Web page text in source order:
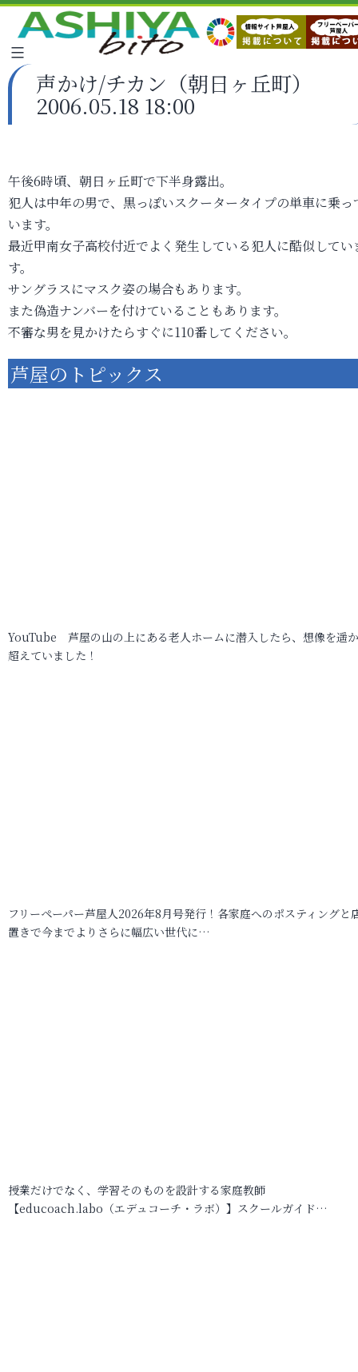
声かけ/チカン（朝日ヶ丘町）
2006.05.18 18:00
午後6時頃、朝日ヶ丘町で下半身露出。
犯人は中年の男で、黒っぽいスクータータイプの単車に乗っ
います。
最近甲南女子高校付近でよく発生している犯人に酷似してい
す。
サングラスにマスク姿の場合もあります。
また偽造ナンバーを付けていることもあります。
不審な男を見かけたらすぐに110番してください。
芦屋のトピックス
YouTube 芦屋の山の上にある老人ホームに潜入したら、想像を遥
超えていました！
フリーペーパー芦屋人2026年8月号発行！各家庭へのポスティングと
置きで今までよりさらに幅広い世代に…
授業だけでなく、学習そのものを設計する家庭教師
【educoach.labo（エデュコーチ・ラボ）】スクールガイド…